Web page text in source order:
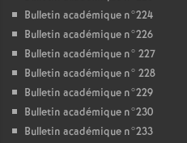
Bulletin académique n°224
Bulletin académique n°226
Bulletin académique n° 227
Bulletin académique n° 228
Bulletin académique n°229
Bulletin académique n°230
Bulletin académique n°233